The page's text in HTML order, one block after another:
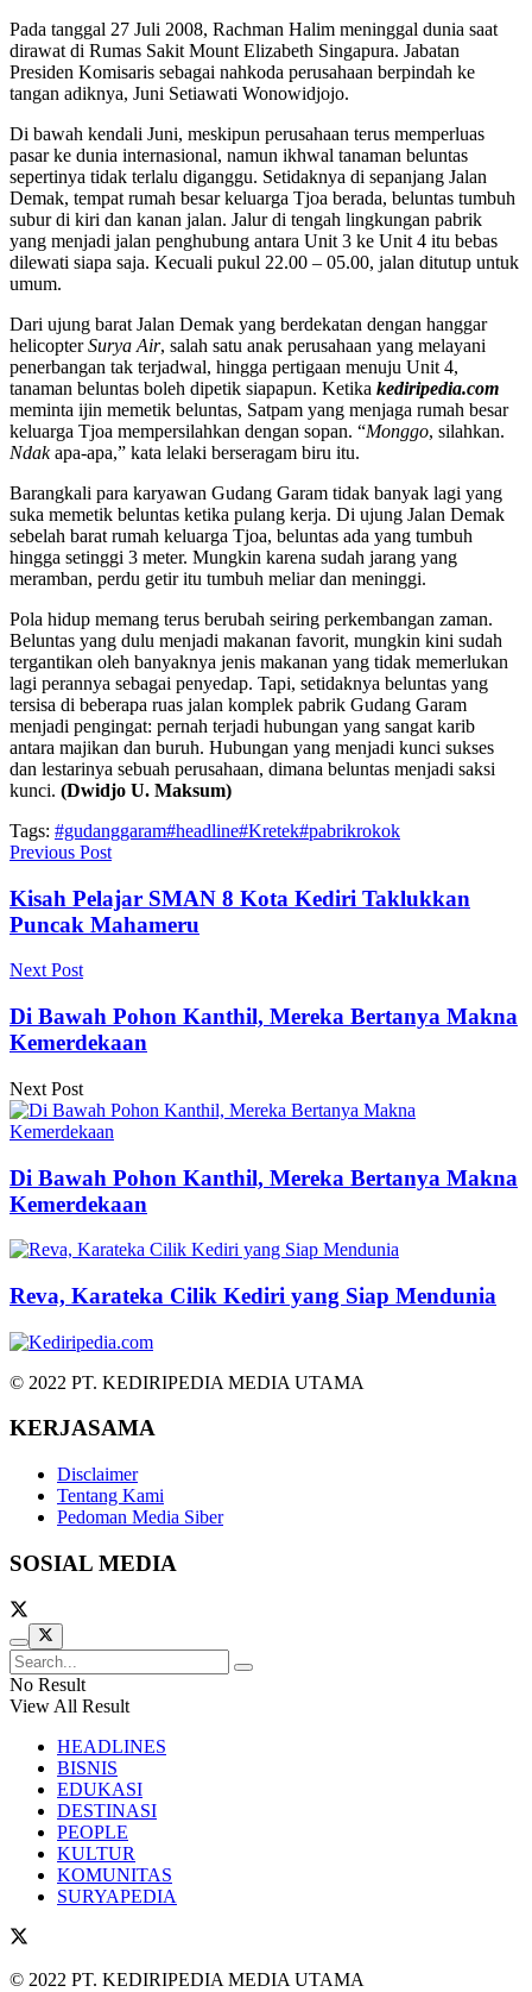
Pada tanggal 27 Juli 2008, Rachman Halim meninggal dunia saat
dirawat di Rumas Sakit Mount Elizabeth Singapura. Jabatan
Presiden Komisaris sebagai nahkoda perusahaan berpindah ke
tangan adiknya, Juni Setiawati Wonowidjojo.
Di bawah kendali Juni, meskipun perusahaan terus memperluas
pasar ke dunia internasional, namun ikhwal tanaman beluntas
sepertinya tidak terlalu diganggu. Setidaknya di sepanjang Jalan
Demak, tempat rumah besar keluarga Tjoa berada, beluntas tumbuh
subur di kiri dan kanan jalan. Jalur di tengah lingkungan pabrik
yang menjadi jalan penghubung antara Unit 3 ke Unit 4 itu bebas
dilewati siapa saja. Kecuali pukul 22.00 – 05.00, jalan ditutup untuk
umum.
Dari ujung barat Jalan Demak yang berdekatan dengan hanggar
helicopterSurya Air, salah satu anak perusahaan yang melayani
penerbangan tak terjadwal, hingga pertigaan menuju Unit 4,
tanaman beluntas boleh dipetik siapapun. Ketika kediripedia.com
meminta ijin memetik beluntas, Satpam yang menjaga rumah besar
keluarga Tjoa mempersilahkan dengan sopan. “Monggo, silahkan.
Ndakapa-apa,” kata lelaki berseragam biru itu.
Barangkali para karyawan Gudang Garam tidak banyak lagi yang
suka memetik beluntas ketika pulang kerja. Di ujung Jalan Demak
sebelah barat rumah keluarga Tjoa, beluntas ada yang tumbuh
hingga setinggi 3 meter. Mungkin karena sudah jarang yang
meramban, perdu getir itu tumbuh meliar dan meninggi.
Pola hidup memang terus berubah seiring perkembangan zaman.
Beluntas yang dulu menjadi makanan favorit, mungkin kini sudah
tergantikan oleh banyaknya jenis makanan yang tidak memerlukan
lagi perannya sebagai penyedap. Tapi, setidaknya beluntas yang
tersisa di beberapa ruas jalan komplek pabrik Gudang Garam
menjadi pengingat: pernah terjadi hubungan yang sangat karib
antara majikan dan buruh. Hubungan yang menjadi kunci sukses
dan lestarinya sebuah perusahaan, dimana beluntas menjadi saksi
kunci. (Dwidjo U. Maksum)
Tags: #gudanggaram#headline#Kretek#pabrikrokok
Previous Post
Kisah Pelajar SMAN 8 Kota Kediri Taklukkan
Puncak Mahameru
Next Post
Di Bawah Pohon Kanthil, Mereka Bertanya Makna
Kemerdekaan
Next Post
Di Bawah Pohon Kanthil, Mereka Bertanya Makna
Kemerdekaan
Reva, Karateka Cilik Kediri yang Siap Mendunia
© 2022 PT. KEDIRIPEDIA MEDIA UTAMA
KERJASAMA
Disclaimer
Tentang Kami
Pedoman Media Siber
SOSIAL MEDIA
No Result
View All Result
HEADLINES
BISNIS
EDUKASI
DESTINASI
PEOPLE
KULTUR
KOMUNITAS
SURYAPEDIA
© 2022 PT. KEDIRIPEDIA MEDIA UTAMA